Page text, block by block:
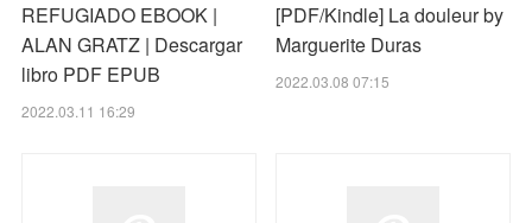
REFUGIADO EBOOK |
ALAN GRATZ | Descargar
libro PDF EPUB
2022.03.11 16:29
[PDF/Kindle] La douleur by
Marguerite Duras
2022.03.08 07:15